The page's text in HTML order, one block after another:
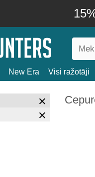
New Era Visi ražotāji